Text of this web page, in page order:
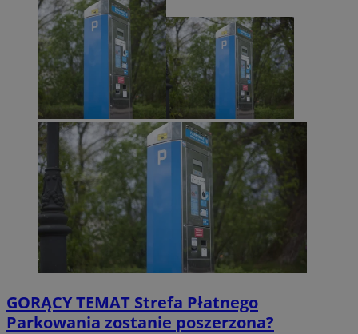
GORĄCY TEMAT Strefa Płatnego
Parkowania zostanie poszerzona?